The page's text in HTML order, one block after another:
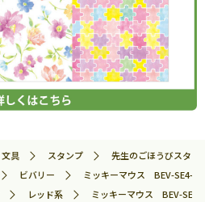
文具 スタンプ
先生のごほうびスタン
ビバリー
ミッキーマウス BEV-SE4-
レッド系 ミッキーマウス BEV-SE4-